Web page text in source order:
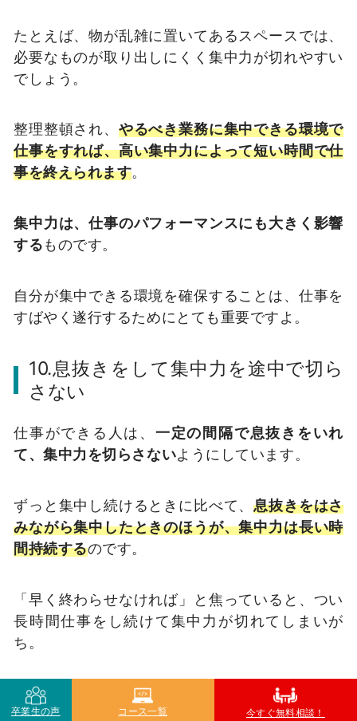
たとえば、物が乱雑に置いてあるスペースでは、
必要なものが取り出しにくく集中力が切れやすい
でしょう。
整理整頓され、 やるべき業務に集中できる環境で
仕事をすれば、高い集中力によって短い時間で仕
事を終えられます。
集中力は、仕事のパフォーマンスにも大きく影響
するものです。
自分が集中できる環境を確保することは、仕事を
すばやく遂行するためにとても重要ですよ。
10.息抜きをして集中力を途中で切ら
さない
仕事ができる人は、 一定の間隔で息抜きをいれ
て、集中力を切らさないようにしています。
ずっと集中し続けるときに比べて、息抜きをはさ
みながら集中したときのほうが、集中力は長い時
間持続するのです。
「早く終わらせなければ」と焦っていると、つい
長時間仕事をし続けて集中力が切れてしまいが
ち。
どんなときでも休憩をはさんで息抜きをすること
で、自分の集中力をうまく保っています。
卒業生の声 コース一覧 今すぐ無料相談！